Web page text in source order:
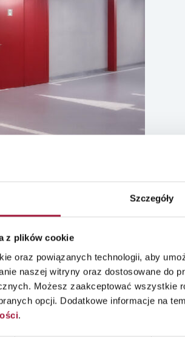
Szczegóły
z plików cookie
oraz powiązanych technologii, aby
naszej witryny oraz dostosowane do
Możesz zaakceptować wszystkie
opcji. Dodatkowe informacje na
.
odbywa się grawitacyjnie przy
w pozycji otwartej umożliwia